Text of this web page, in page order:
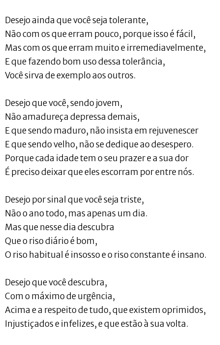
Desejo ainda que você seja tolerante,
Não com os que erram pouco, porque isso é fácil,
Mas com os que erram muito e irremediavelmente,
E que fazendo bom uso dessa tolerância,
Você sirva de exemplo aos outros.
Desejo que você, sendo jovem,
Não amadureça depressa demais,
E que sendo maduro, não insista em rejuvenescer
E que sendo velho, não se dedique ao desespero.
Porque cada idade tem o seu prazer e a sua dor
É preciso deixar que eles escorram por entre nós.
Desejo por sinal que você seja triste,
Não o ano todo, mas apenas um dia.
Mas que nesse dia descubra
Que o riso diário é bom,
O riso habitual é insosso e o riso constante é insano.
Desejo que você descubra,
Com o máximo de urgência,
Acima e a respeito de tudo, que existem oprimidos,
Injustiçados e infelizes, e que estão à sua volta.